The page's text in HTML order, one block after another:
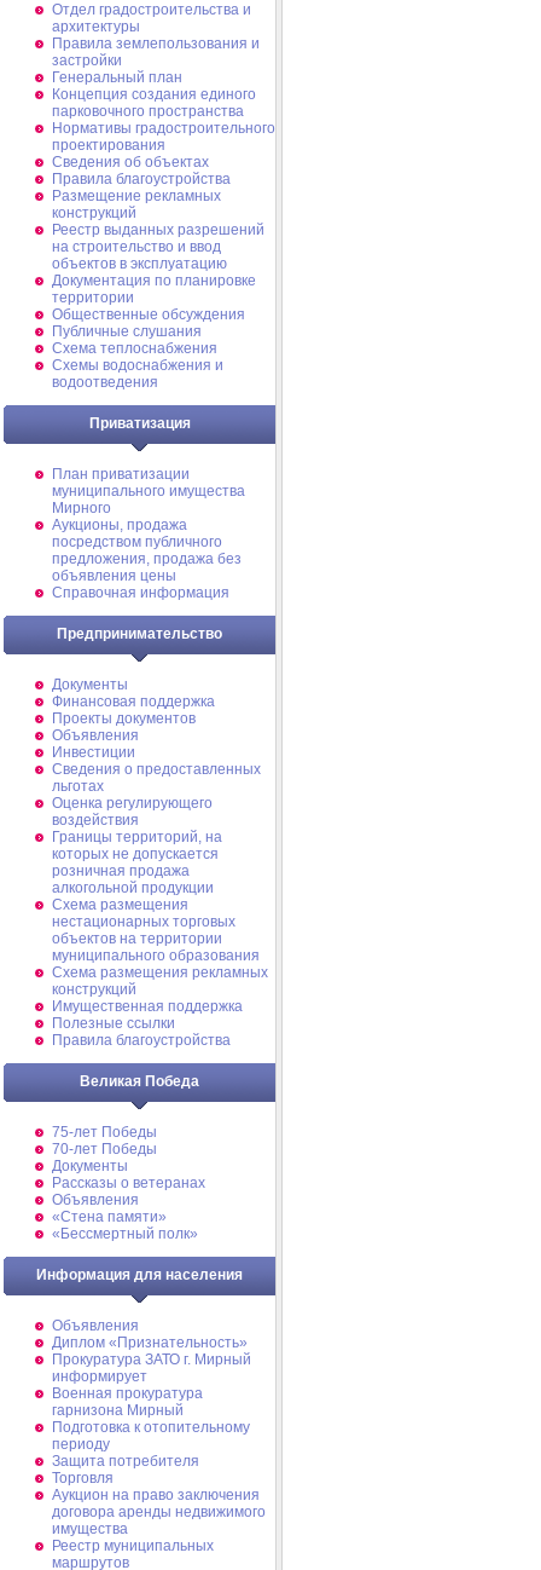
Отдел градостроительства и
архитектуры
Правила землепользования и
застройки
Генеральный план
Концепция создания единого
парковочного пространства
Нормативы градостроительного
проектирования
Сведения об объектах
Правила благоустройства
Размещение рекламных
конструкций
Реестр выданных разрешений
на строительство и ввод
объектов в эксплуатацию
Документация по планировке
территории
Общественные обсуждения
Публичные слушания
Схема теплоснабжения
Схемы водоснабжения и
водоотведения
Приватизация
План приватизации
муниципального имущества
Мирного
Аукционы, продажа
посредством публичного
предложения, продажа без
объявления цены
Справочная информация
Предпринимательство
Документы
Финансовая поддержка
Проекты документов
Объявления
Инвестиции
Сведения о предоставленных
льготах
Оценка регулирующего
воздействия
Границы территорий, на
которых не допускается
розничная продажа
алкогольной продукции
Схема размещения
нестационарных торговых
объектов на территории
муниципального образования
Схема размещения рекламных
конструкций
Имущественная поддержка
Полезные ссылки
Правила благоустройства
Великая Победа
75-лет Победы
70-лет Победы
Документы
Рассказы о ветеранах
Объявления
«Стена памяти»
«Бессмертный полк»
Информация для населения
Объявления
Диплом «Признательность»
Прокуратура ЗАТО г. Мирный
информирует
Военная прокуратура
гарнизона Мирный
Подготовка к отопительному
периоду
Защита потребителя
Торговля
Аукцион на право заключения
договора аренды недвижимого
имущества
Реестр муниципальных
маршрутов